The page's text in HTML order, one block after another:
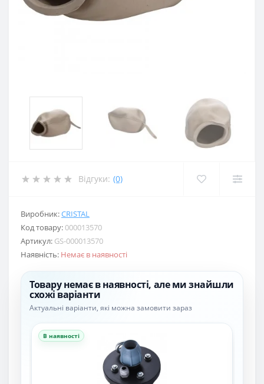
Відгуки: (0)
Виробник:CRISTAL
Код товару:000013570
Артикул: GS-000013570
Наявність: Немає в наявності
Товару немає в наявності, але ми знайшли
схожі варіанти
Актуальні варіанти, які можна замовити зараз
В наявності